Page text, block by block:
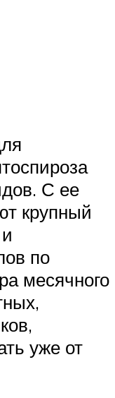
С ее
крупный
по
месячного
уже от